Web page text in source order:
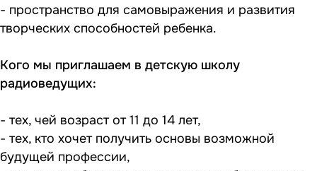
- пространство для самовыражения и развития
творческих способностей ребенка.
Кого мы приглашаем в детскую школу
радиоведущих:
- тех, чей возраст от 11 до 14 лет,
- тех, кто хочет получить основы возможной
будущей профессии,